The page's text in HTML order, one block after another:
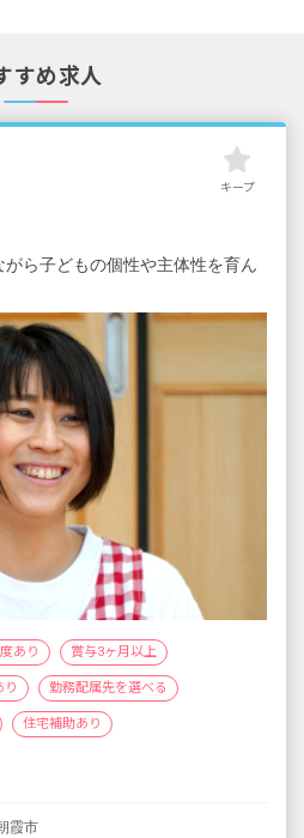
すめ求人
キープ
ら子どもの個性や主体性を育ん
あり 賞与3ヶ月以上
り 勤務配属先を選べる
住宅補助あり
霞市